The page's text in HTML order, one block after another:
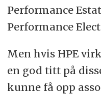
Performance
Performance
Men hvis HPE
en god titt på
kunne få opp